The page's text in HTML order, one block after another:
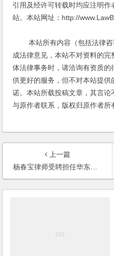
引用及经许可转载时均应注明
站。本站网址：http://
本站所有内容（包括法律咨
成法律意见，本站不对资料的
体法律事务时，请洽询有资质
供更好的服务，但不对本站提
诺。本站所载投稿文章，其言
与原作者联系，版权归原作者所
上一篇
杨春宝律师受聘担任华东理工大学法学院兼职教授